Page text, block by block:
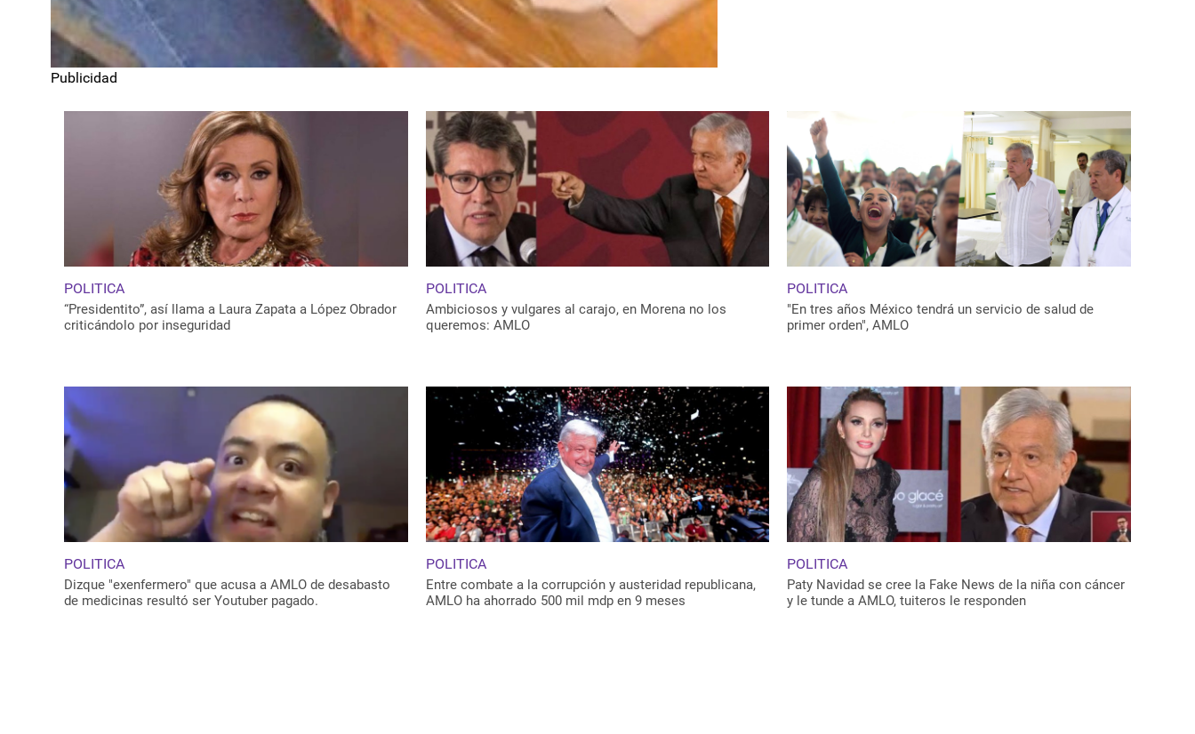
Publicidad
POLITICA
“Presidentito”, así llama a Laura Zapata a López Obrador
criticándolo por inseguridad
POLITICA
Ambiciosos y vulgares al carajo, en Morena no los
queremos: AMLO
POLITICA
"En tres años México tendrá un servicio de salud de
primer orden", AMLO
POLITICA
Dizque "exenfermero" que acusa a AMLO de desabasto
de medicinas resultó ser Youtuber pagado.
POLITICA
Entre combate a la corrupción y austeridad republicana,
AMLO ha ahorrado 500 mil mdp en 9 meses
POLITICA
Paty Navidad se cree la Fake News de la niña con cáncer
y le tunde a AMLO, tuiteros le responden